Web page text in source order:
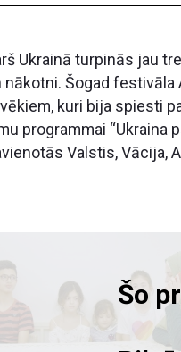
Ukrainā turpinās jau
nākotni. Šogad
kuri bija spiesti
programmai “Ukraina
Valstis, Vācija,
Šo